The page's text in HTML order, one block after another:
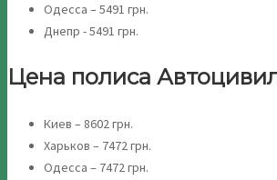
Одесса – 5491 грн.
Днепр - 5491 грн.
Цена полиса
Киев – 8602 грн.
Харьков – 7472 грн.
Одесса – 7472 грн.